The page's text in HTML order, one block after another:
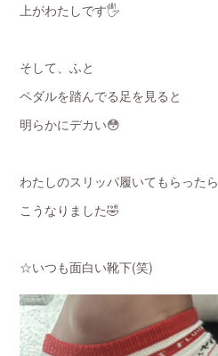
上がわたしです🖐
そして、ふと
ペダルを踏んでる足を見ると
明らかにデカい😳
わたしのスリッパ履いてもらったら
こうなりました🤣
☆いつも面白い靴下(笑)